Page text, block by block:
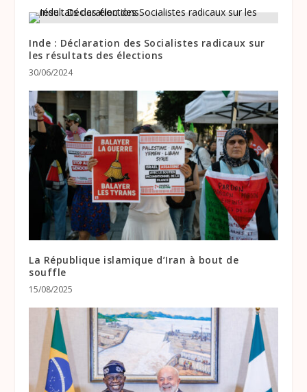
Inde : Déclaration des Socialistes radicaux sur
les résultats des élections
30/06/2024
La République islamique d’Iran à bout de
souffle
15/08/2025